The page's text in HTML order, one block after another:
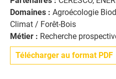
Domaines : Agroécologie
Climat / Forêt-Bois
Métier : Recherche
Télécharger au format PDF